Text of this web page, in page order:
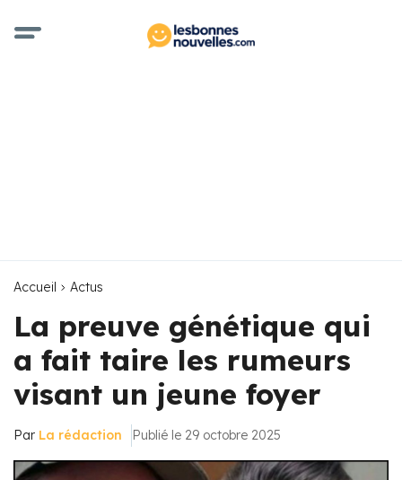
Accueil Actus
La preuve génétique qui
a fait taire les rumeurs
visant un jeune foyer
Par La rédaction Publié le 29 octobre 2025